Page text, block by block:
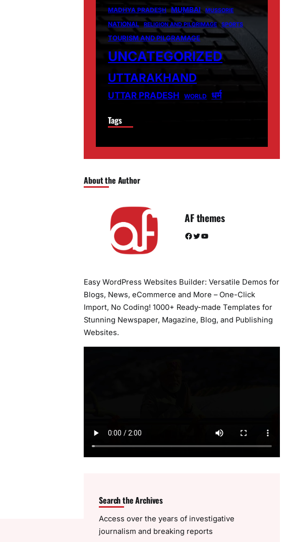
MADHYA PRADESH MUMBAI MUSSORIE
NATIONAL RELIGION AND PILGRIMAGE SPORTS
TOURISM AND PILGRAMAGE
UNCATEGORIZED
UTTARAKHAND
UTTAR PRADESH WORLD धर्म
Tags
About the Author
AF themes
Facebook Twitter YouTube
Easy WordPress Websites Builder: Versatile Demos for
Blogs, News, eCommerce and More – One-Click
Import, No Coding! 1000+ Ready-made Templates for
Stunning Newspaper, Magazine, Blog, and Publishing
Websites.
Search the Archives
Access over the years of investigative
journalism and breaking reports